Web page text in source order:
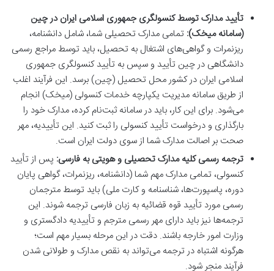
تأیید مدارک توسط کنسولگری جمهوری اسلامی ایران در چین
(سامانه میخک): تمامی مدارک تحصیلی شما، شامل دانشنامه،
ریزنمرات و گواهی‌های اشتغال به تحصیل، باید توسط مراجع رسمی
دانشگاهی در چین تأیید و سپس به تأیید کنسولگری جمهوری
اسلامی ایران در کشور محل تحصیل (چین) برسد. این فرآیند اغلب
از طریق سامانه مدیریت یکپارچه خدمات کنسولی (میخک) انجام
می‌شود. برای این کار، باید در سامانه ثبت‌نام کرده، مدارک خود را
بارگذاری و درخواست تأیید کنسولی را ثبت کنید. این تأییدیه، مهر
صحت بر اصالت مدارک شما از سوی دولت ایران است.
ترجمه رسمی کلیه مدارک تحصیلی و هویتی به فارسی: پس از تأیید
کنسولی، تمامی مدارک مهم شما (دانشنامه، ریزنمرات، گواهی پایان
دوره، پاسپورت‌ها، شناسنامه و کارت ملی) باید توسط مترجمان
رسمی مورد تأیید قوه قضائیه به زبان فارسی ترجمه شوند. این
ترجمه‌ها نیز باید دارای مهر رسمی مترجم و تأییدیه دادگستری و
وزارت امور خارجه باشند. دقت در این مرحله بسیار مهم است؛
هرگونه اشتباه در ترجمه می‌تواند به نقص مدارک و طولانی شدن
فرآیند منجر شود.